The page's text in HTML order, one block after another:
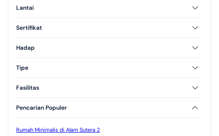
Furnished
Lantai
1 Lantai
Sertifikat
SHM
Hadap
Utara
Tipe
Tipe 45
Fasilitas
AC
Pencarian Populer
Rumah Minimalis di Alam Sutera 2